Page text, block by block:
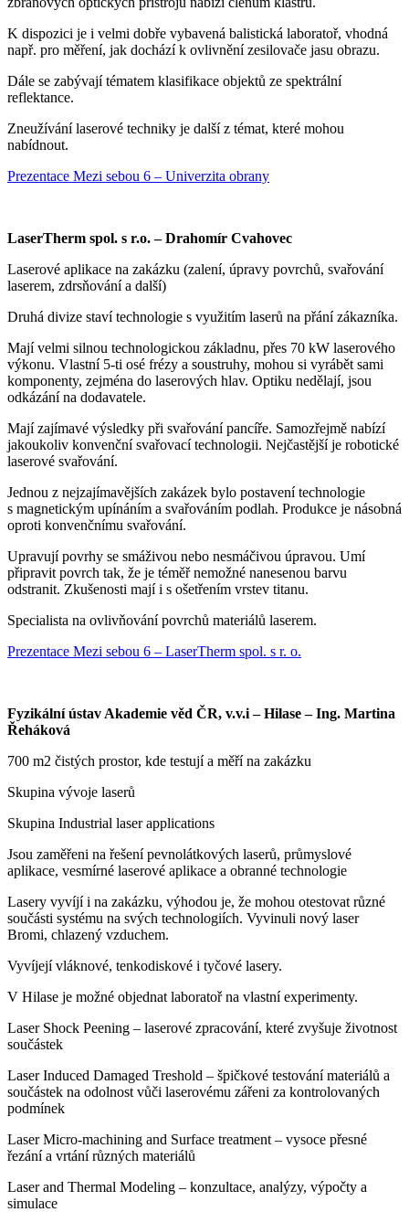
K dispozici je i velmi dobře vybavená balistická laboratoř, vhodná
např. pro měření, jak dochází k ovlivnění zesilovače jasu obrazu.
Dále se zabývají tématem klasifikace objektů ze spektrální
reflektance.
Zneužívání laserové techniky je další z témat, které mohou
nabídnout.
Prezentace Mezi sebou 6 – Univerzita obrany
LaserTherm spol. s r.o. – Drahomír Cvahovec
Laserové aplikace na zakázku (zalení, úpravy povrchů, svařování
laserem, zdrsňování a další)
Druhá divize staví technologie s využitím laserů na přání zákazníka.
Mají velmi silnou technologickou základnu, přes 70 kW laserového
výkonu. Vlastní 5-ti osé frézy a soustruhy, mohou si vyrábět sami
komponenty, zejména do laserových hlav. Optiku nedělají, jsou
odkázání na dodavatele.
Mají zajímavé výsledky při svařování pancíře. Samozřejmě nabízí
jakoukoliv konvenční svařovací technologii. Nejčastější je robotické
laserové svařování.
Jednou z nejzajímavějších zakázek bylo postavení technologie
s magnetickým upínáním a svařováním podlah. Produkce je násobná
oproti konvenčnímu svařování.
Upravují povrhy se smáživou nebo nesmáčivou úpravou. Umí
připravit povrch tak, že je téměř nemožné nanesenou barvu
odstranit. Zkušenosti mají i s ošetřením vrstev titanu.
Specialista na ovlivňování povrchů materiálů laserem.
Prezentace Mezi sebou 6 – LaserTherm spol. s r. o.
Fyzikální ústav Akademie věd ČR, v.v.i – Hilase – Ing. Martina
Řeháková
700 m2 čistých prostor, kde testují a měří na zakázku
Skupina vývoje laserů
Skupina Industrial laser applications
Jsou zaměřeni na řešení pevnolátkových laserů, průmyslové
aplikace, vesmírné laserové aplikace a obranné technologie
Lasery vyvíjí i na zakázku, výhodou je, že mohou otestovat různé
součásti systému na svých technologiích. Vyvinuli nový laser
Bromi, chlazený vzduchem.
Vyvíjejí vláknové, tenkodiskové i tyčové lasery.
V Hilase je možné objednat laboratoř na vlastní experimenty.
Laser Shock Peening – laserové zpracování, které zvyšuje životnost
součástek
Laser Induced Damaged Treshold – špičkové testování materiálů a
součástek na odolnost vůči laserovému zářeni za kontrolovaných
podmínek
Laser Micro-machining and Surface treatment – vysoce přesné
řezání a vrtání různých materiálů
Laser and Thermal Modeling – konzultace, analýzy, výpočty a
simulace